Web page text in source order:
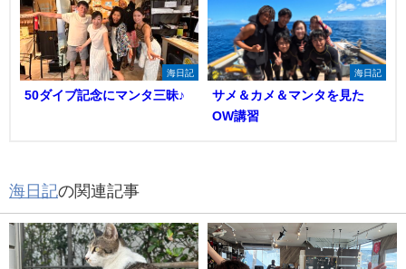
海日記
50ダイブ記念にマンタ三昧♪
海日記
サメ＆カメ＆マンタを見た
OW講習
海日記の関連記事